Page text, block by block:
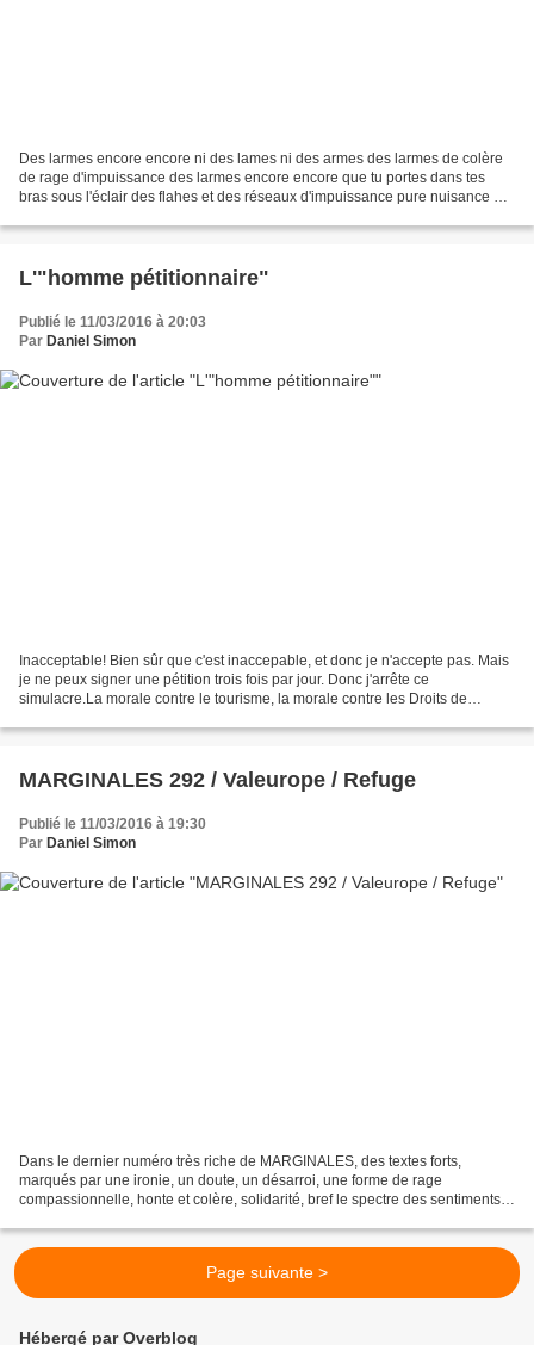
Des larmes encore encore ni des lames ni des armes des larmes de colère
de rage d'impuissance des larmes encore encore que tu portes dans tes
bras sous l'éclair des flahes et des réseaux d'impuissance pure nuisance de
L'"homme pétitionnaire"
Publié le 11/03/2016 à 20:03
Par Daniel Simon
Inacceptable! Bien sûr que c'est inaccepable, et donc je n'accepte pas. Mais
je ne peux signer une pétition trois fois par jour. Donc j'arrête ce
simulacre.La morale contre le tourisme, la morale contre les Droits de
MARGINALES 292 / Valeurope / Refuge
Publié le 11/03/2016 à 19:30
Par Daniel Simon
Dans le dernier numéro très riche de MARGINALES, des textes forts,
marqués par une ironie, un doute, un désarroi, une forme de rage
compassionnelle, honte et colère, solidarité, bref le spectre des sentiments
Page suivante >
Hébergé par Overblog